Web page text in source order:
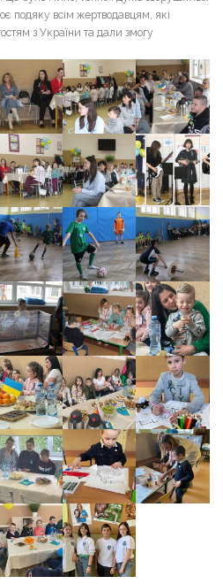
подяку всім жертводавцям, які
з України та дали змогу